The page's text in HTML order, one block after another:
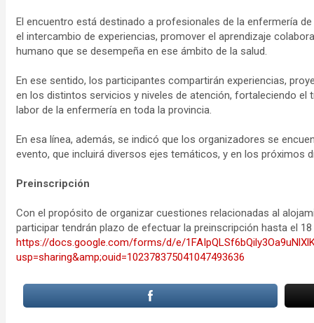
El encuentro está destinado a profesionales de la enfermería
el intercambio de experiencias, promover el aprendizaje
humano que se desempeña en ese ámbito de la salud.
En ese sentido, los participantes compartirán experiencias,
en los distintos servicios y niveles de atención, fortaleciendo el
labor de la enfermería en toda la provincia.
En esa línea, además, se indicó que los organizadores se
evento, que incluirá diversos ejes temáticos, y en los próximos
Preinscripción
Con el propósito de organizar cuestiones relacionadas al
participar tendrán plazo de efectuar la preinscripción hasta el
https://docs.google.com/forms/d/e/
usp=sharing&amp;ouid=102378375041047493636